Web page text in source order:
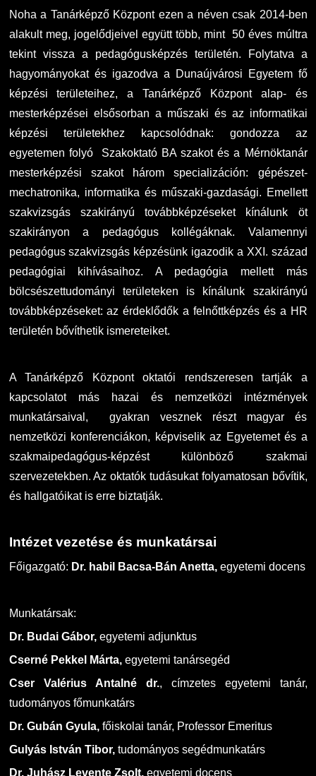
Noha a Tanárképző Központ ezen a néven csak 2014-ben
alakult meg, jogelődjeivel együtt több, mint 50 éves múltra
tekint vissza a pedagógusképzés területén. Folytatva a
hagyományokat és igazodva a Dunaújvárosi Egyetem fő
képzési területeihez, a Tanárképző Központ alap- és
mesterképzései elsősorban a műszaki és az informatikai
képzési területekhez kapcsolódnak: gondozza az
egyetemen folyó Szakoktató BA szakot és a Mérnöktanár
mesterképzési szakot három specializáción: gépészet-
mechatronika, informatika és műszaki-gazdasági. Emellett
szakvizsgás szakirányú továbbképzéseket kínálunk öt
szakirányon a pedagógus kollégáknak. Valamennyi
pedagógus szakvizsgás képzésünk igazodik a XXI. század
pedagógiai kihívásaihoz. A pedagógia mellett más
bölcsészettudományi területeken is kínálunk szakirányú
továbbképzéseket: az érdeklődők a felnőttképzés és a HR
területén bővíthetik ismereteiket.
A Tanárképző Központ oktatói rendszeresen tartják a
kapcsolatot más hazai és nemzetközi intézmények
munkatársaival, gyakran vesznek részt magyar és
nemzetközi konferenciákon, képviselik az Egyetemet és a
szakmaipedagógus-képzést különböző szakmai
szervezetekben. Az oktatók tudásukat folyamatosan bővítik,
és hallgatóikat is erre biztatják.
Intézet vezetése és munkatársai
Főigazgató: Dr. habil Bacsa-Bán Anetta, egyetemi docens
Munkatársak:
Dr. Budai Gábor,egyetemi adjunktus
Cserné Pekkel Márta,egyetemi tanársegéd
Cser Valérius Antalné dr., címzetes egyetemi tanár,
tudományos főmunkatárs
Dr. Gubán Gyula,főiskolai tanár, Professor Emeritus
Gulyás István Tibor,tudományos segédmunkatárs
Dr. Juhász Levente Zsolt,egyetemi docens